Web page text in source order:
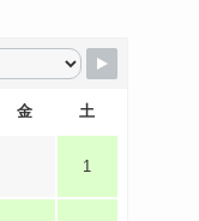
金 土
1